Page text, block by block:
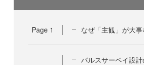
Page 1 なぜ「主観」が大
パルスサーベイ設